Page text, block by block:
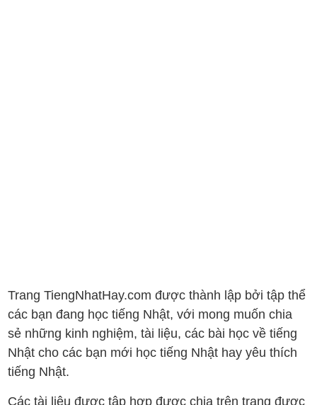
Trang TiengNhatHay.com được thành lập bởi tập thể
các bạn đang học tiếng Nhật, với mong muốn chia
sẻ những kinh nghiệm, tài liệu, các bài học về tiếng
Nhật cho các bạn mới học tiếng Nhật hay yêu thích
tiếng Nhật.
Các tài liệu được tập hợp được chia trên trang được